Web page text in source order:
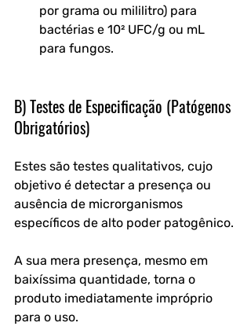
por grama ou mililitro) para
bactérias e 10² UFC/g ou mL
para fungos.
B) Testes de Especificação (Patógenos
Obrigatórios)
Estes são testes qualitativos, cujo
objetivo é detectar a presença ou
ausência de microrganismos
específicos de alto poder patogênico.
A sua mera presença, mesmo em
baixíssima quantidade, torna o
produto imediatamente impróprio
para o uso.